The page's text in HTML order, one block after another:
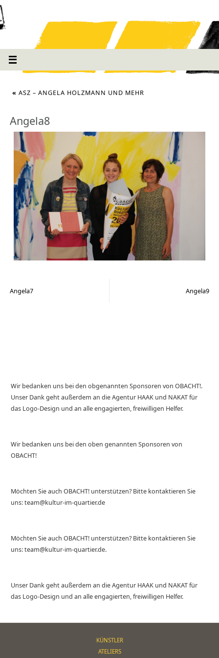
« ASZ – ANGELA HOLZMANN UND MEHR
Angela8
Angela7 Angela9
Wir bedanken uns bei den obgenannten Sponsoren von OBACHT!.
Unser Dank geht außerdem an die Agentur HAAK und NAKAT für
das Logo-Design und an alle engagierten, freiwilligen Helfer.
Wir bedanken uns bei den oben genannten Sponsoren von
OBACHT!
Möchten Sie auch OBACHT! unterstützen? Bitte kontaktieren Sie
uns: team@kultur-im-quartier.de
Möchten Sie auch OBACHT! unterstützen? Bitte kontaktieren Sie
uns: team@kultur-im-quartier.de.
Unser Dank geht außerdem an die Agentur HAAK und NAKAT für
das Logo-Design und an alle engagierten, freiwilligen Helfer.
KÜNSTLER
ATELIERS